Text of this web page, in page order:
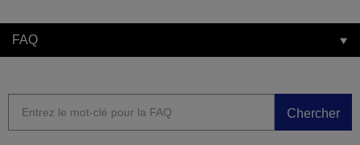
FAQ
Chercher